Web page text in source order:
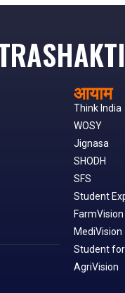
आयाम
Think India
WOSY
Jignasa
SHODH
SFS
Student
FarmVision
MediVision
Student
AgriVision